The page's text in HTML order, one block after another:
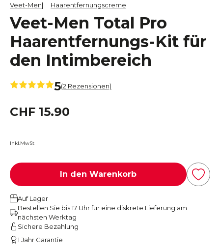
Veet-Men Haarentfernungscreme
Veet-Men Total Pro
Haarentfernungs-Kit für
den Intimbereich
5(2 Rezensionen)
CHF 15.90
Inkl.MwSt
In den Warenkorb
Auf Lager
Bestellen Sie bis 17 Uhr für eine diskrete Lieferung am
nächsten Werktag
Sichere Bezahlung
1 Jahr Garantie